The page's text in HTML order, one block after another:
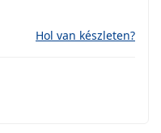
Hol van készleten?